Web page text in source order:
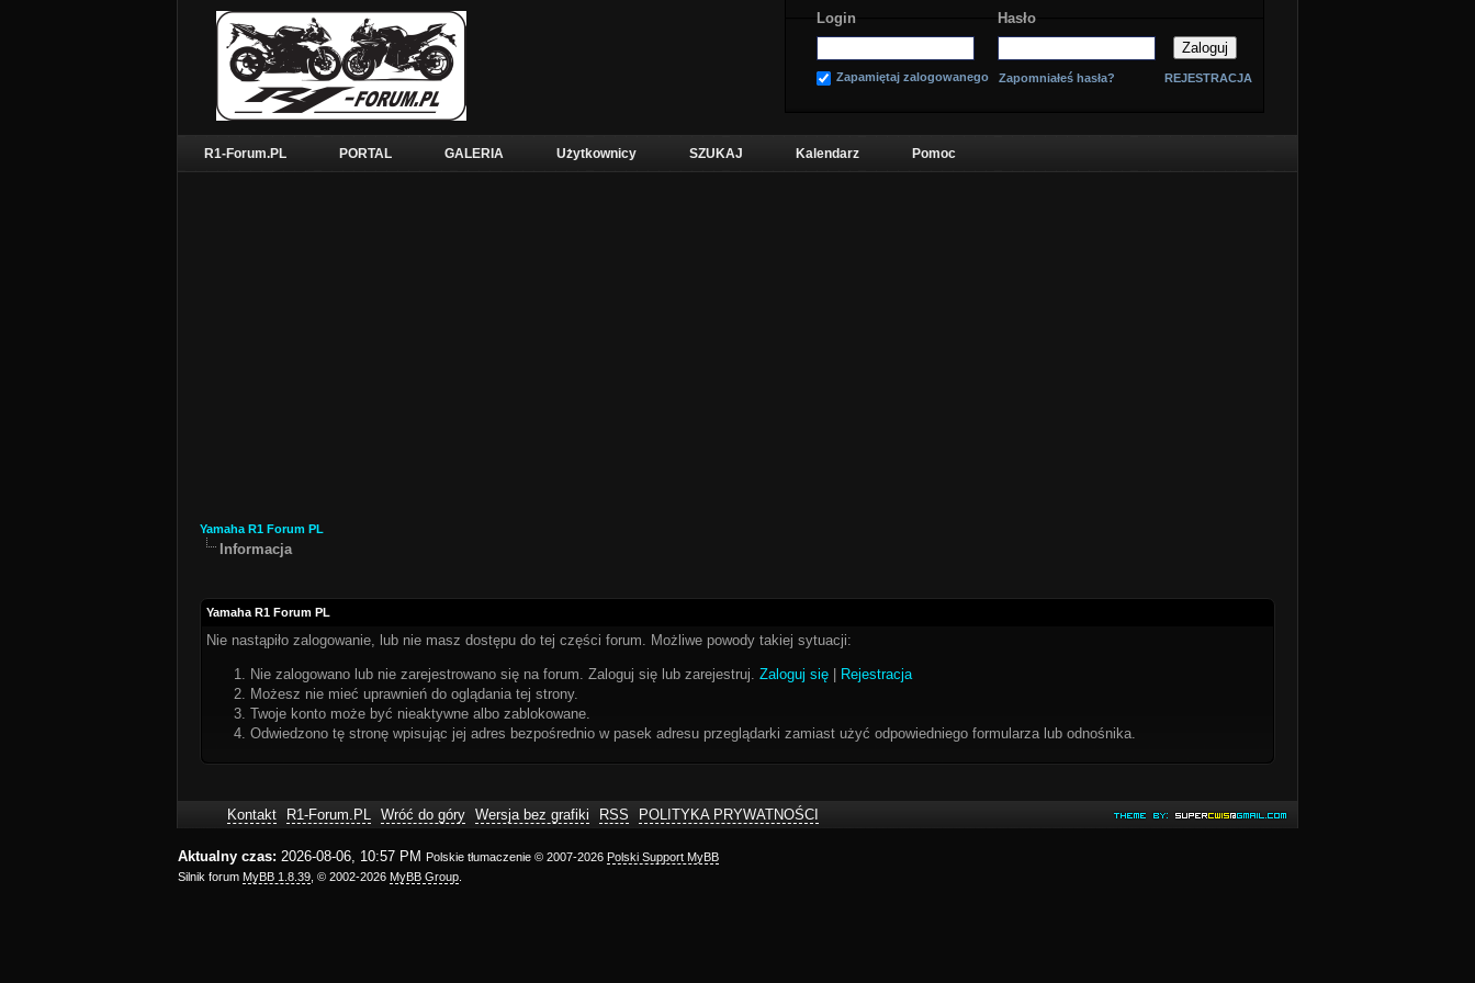
Login Hasło
Zapamiętaj zalogowanego Zapomniałeś hasła? REJESTRACJA
R1-Forum.PL PORTAL GALERIA Użytkownicy SZUKAJ Kalendarz Pomoc
Yamaha R1 Forum PL
Informacja
Yamaha R1 Forum PL
Nie nastąpiło zalogowanie, lub nie masz dostępu do tej części forum. Możliwe powody takiej sytuacji:
Nie zalogowano lub nie zarejestrowano się na forum. Zaloguj się lub zarejestruj. Zaloguj się
Rejestracja
Możesz nie mieć uprawnień do oglądania tej strony.
Twoje konto może być nieaktywne albo zablokowane.
Odwiedzono tę stronę wpisując jej adres bezpośrednio w pasek adresu przeglądarki zamiast użyć odpowiedniego formularza lub odnośnika.
Kontakt R1-Forum.PL Wróć do góry Wersja bez grafiki RSS POLITYKA PRYWATNOŚCI
Aktualny czas: 2026-08-06, 10:57 PM Polskie tłumaczenie © 2007-2026 Polski Support MyBB
Silnik forum MyBB 1.8.39 , © 2002-2026 MyBB Group